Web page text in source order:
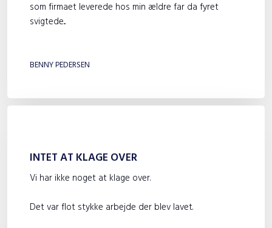
som firmaet leverede hos min ældre far da fyret
svigtede...
BENNY PEDERSEN
INTET AT KLAGE OVER
Vi har ikke noget at klage over.
Det var flot stykke arbejde der blev lavet.